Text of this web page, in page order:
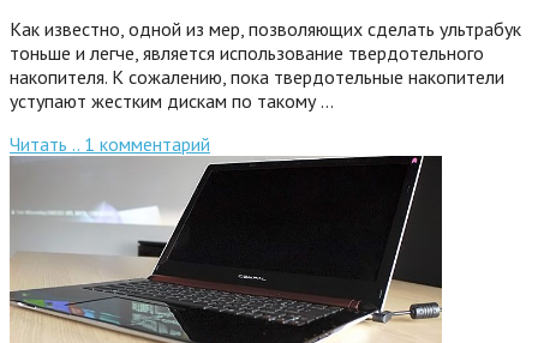
Как известно, одной из мер, позволяющих сделать ультрабук
тоньше и легче, является использование твердотельного
накопителя. К сожалению, пока твердотельные накопители
уступают жестким дискам по такому …
Читать .. 1 комментарий